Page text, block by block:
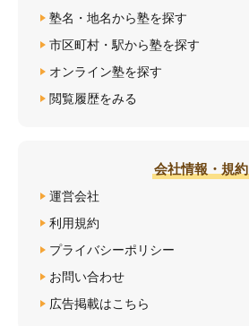
塾名・地名から塾を探す
市区町村・駅から塾を探す
オンライン塾を探す
閲覧履歴をみる
会社情報・規約
運営会社
利用規約
プライバシーポリシー
お問い合わせ
広告掲載はこちら